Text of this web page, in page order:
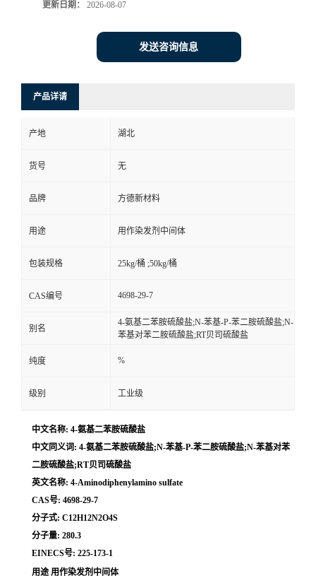
更新日期： 2026-08-07
发送咨询信息
产品详请
产地 湖北
货号 无
品牌 方德新材料
用途 用作染发剂中间体
包装规格 25kg/桶 ;50kg/桶
CAS编号 4698-29-7
别名
4-氨基二苯胺硫酸盐;N-苯基-P-苯二胺硫酸盐;N-
苯基对苯二胺硫酸盐;RT贝司硫酸盐
纯度 %
级别 工业级
中文名称: 4-氨基二苯胺硫酸盐
中文同义词: 4-氨基二苯胺硫酸盐;N-苯基-P-苯二胺硫酸盐;N-苯基对苯
二胺硫酸盐;RT贝司硫酸盐
英文名称: 4-Aminodiphenylamino sulfate
CAS号: 4698-29-7
分子式: C12H12N2O4S
分子量: 280.3
EINECS号: 225-173-1
用途 用作染发剂中间体